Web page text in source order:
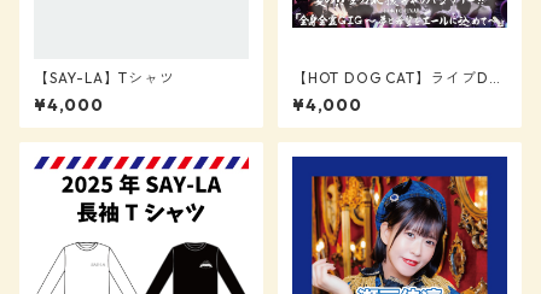
【SAY-LA】Tシャツ
¥4,000
【HOT DOG CAT】ライブDV
D『HOT DOG CAT 2021.10.1
9 新宿BLAZE 夏の!! 全力応援
キャラバンツアー!! TOKYO FI
¥4,000